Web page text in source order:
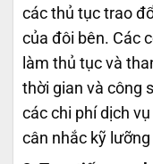
các thủ tục trao
của đôi bên. Các
làm thủ tục và
thời gian và công
các chi phí dịch
cân nhắc kỹ